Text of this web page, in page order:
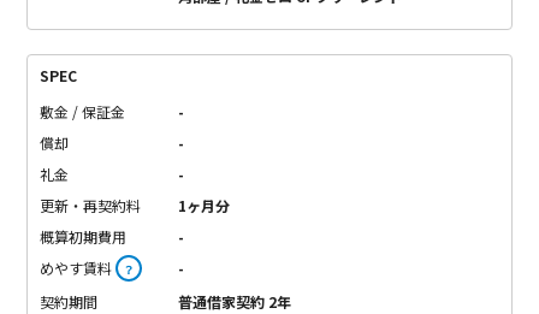
SPEC
敷金 / 保証金
-
償却
-
礼金
-
更新・再契約料
1ヶ月分
概算初期費用
-
めやす賃料 ？
-
契約期間
普通借家契約 2年